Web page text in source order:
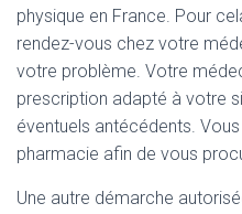
physique en France. Pour
rendez-vous chez votre
votre problème. Votre
prescription adapté à votre
éventuels antécédents.
pharmacie afin de vous
Une autre démarche